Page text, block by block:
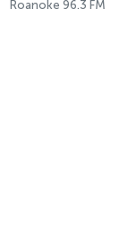
Roanoke 96.3 FM